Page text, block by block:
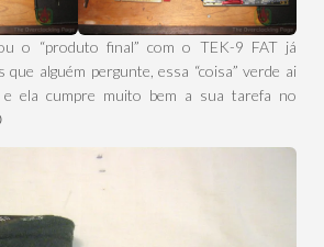
o “produto final” com o TEK-9 FAT já
alguém pergunte, essa “coisa” verde ai
ela cumpre muito bem a sua tarefa no